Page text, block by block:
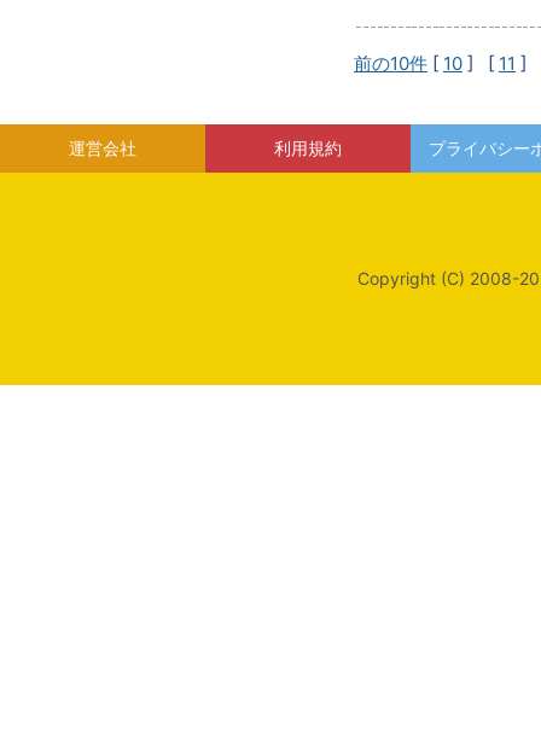
前の10件 [ 10 ] [ 11 ]
運営会社 利用規約 プライバシー
Copyright (C) 2008-